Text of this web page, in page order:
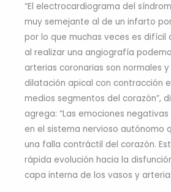
“El electrocardiograma del
muy semejante al de un infarto
por lo que muchas veces es difícil
al realizar una angiografía
arterias coronarias son normales
dilatación apical con contracción
medios segmentos del corazón”,
agrega: “Las emociones
en el sistema nervioso autónomo
una falla contráctil del corazón.
rápida evolución hacia la
capa interna de los vasos y